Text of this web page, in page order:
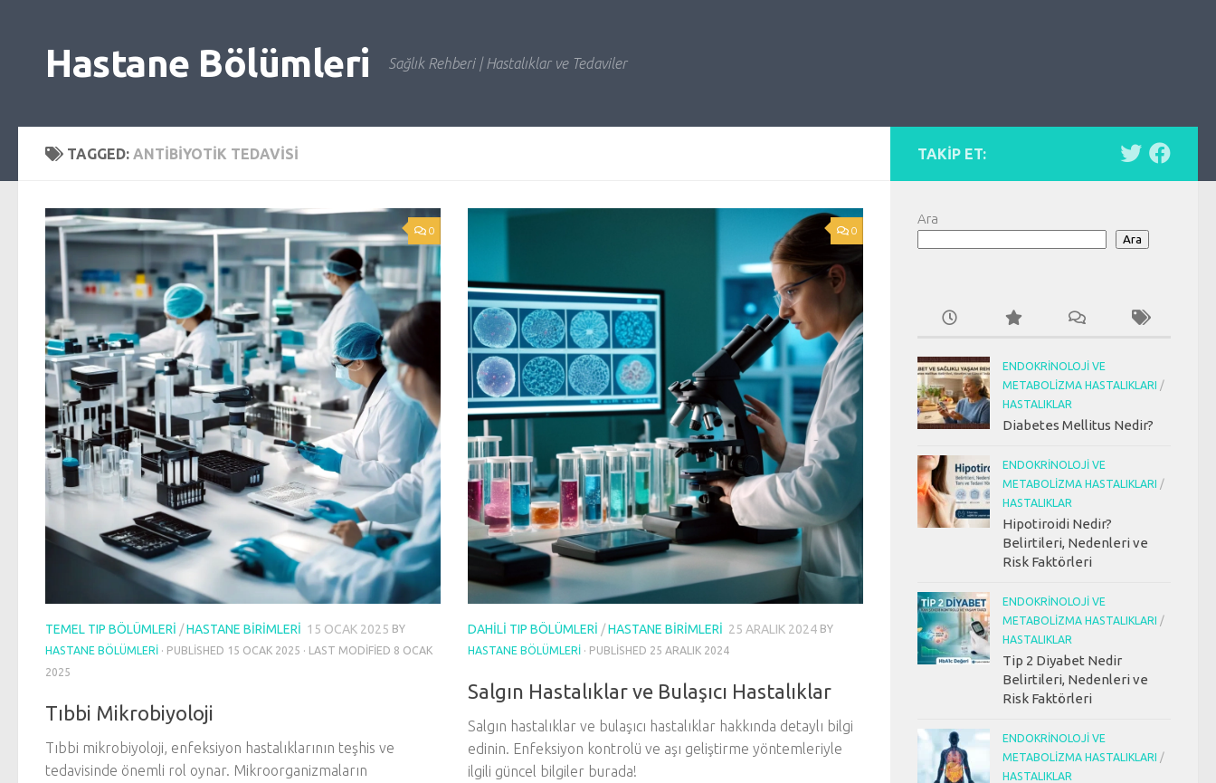
Hastane Bölümleri Sağlık Rehberi | Hastalıklar ve Tedaviler
TAGGED: ANTIBIYOTIK TEDAVISI
0
TEMEL TIP BÖLÜMLERI /HASTANE BIRIMLERI 15 OCAK 2025 BY
HASTANE BÖLÜMLERI · PUBLISHED 15 OCAK 2025 · LAST MODIFIED 8 OCAK
2025
Tıbbi Mikrobiyoloji
Tıbbi mikrobiyoloji, enfeksiyon hastalıklarının teşhis ve
tedavisinde önemli rol oynar. Mikroorganizmaların
0
DAHILI TIP BÖLÜMLERI /HASTANE BIRIMLERI 25 ARALIK 2024 BY
HASTANE BÖLÜMLERI · PUBLISHED 25 ARALIK 2024
Salgın Hastalıklar ve Bulaşıcı Hastalıklar
Salgın hastalıklar ve bulaşıcı hastalıklar hakkında detaylı bilgi
edinin. Enfeksiyon kontrolü ve aşı geliştirme yöntemleriyle
ilgili güncel bilgiler burada!
TAKIP ET:
Ara
Ara
ENDOKRINOLOJI VE
METABOLIZMA HASTALIKLARI /
HASTALIKLAR
Diabetes Mellitus Nedir?
ENDOKRINOLOJI VE
METABOLIZMA HASTALIKLARI /
HASTALIKLAR
Hipotiroidi Nedir?
Belirtileri, Nedenleri ve
Risk Faktörleri
ENDOKRINOLOJI VE
METABOLIZMA HASTALIKLARI /
HASTALIKLAR
Tip 2 Diyabet Nedir
Belirtileri, Nedenleri ve
Risk Faktörleri
ENDOKRINOLOJI VE
METABOLIZMA HASTALIKLARI /
HASTALIKLAR